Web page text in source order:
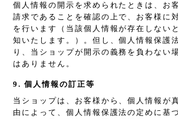
個人情報の開示を求められたときは、お
請求であることを確認の上で、お客様に
を行います（当該個人情報が存在しない
知いたします。）。但し、個人情報保護
り、当ショップが開示の義務を負わない
はありません。
9. 個人情報の訂正等
当ショップは、お客様から、個人情報が
由によって、個人情報保護法の定めに基